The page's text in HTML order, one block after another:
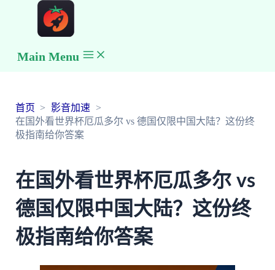
Main Menu
首页
影音加速
在国外看世界杯厄瓜多尔 vs 德国仅限中国大陆？这份终
极指南给你答案
在国外看世界杯厄瓜多尔 vs
德国仅限中国大陆？这份终
极指南给你答案